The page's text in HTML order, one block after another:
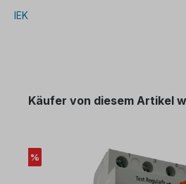
IEK
Käufer von diesem Artikel
%